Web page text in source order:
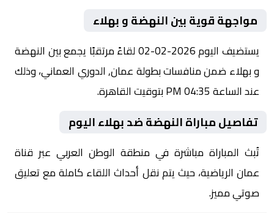
مواجهة قوية بين النهضة و بهلاء
يستضيف اليوم 2026-02-02 لقاءً مرتقبًا يجمع بين النهضة
و بهلاء ضمن منافسات بطولة عمان, الدوري العماني، وذلك
عند الساعة 04:35 PM بتوقيت القاهرة.
تفاصيل مباراة النهضة ضد بهلاء اليوم
تُبث المباراة مباشرة في منطقة الوطن العربي عبر قناة
عمان الرياضية، حيث يتم نقل أحداث اللقاء كاملة مع تعليق
صوتي مميز.